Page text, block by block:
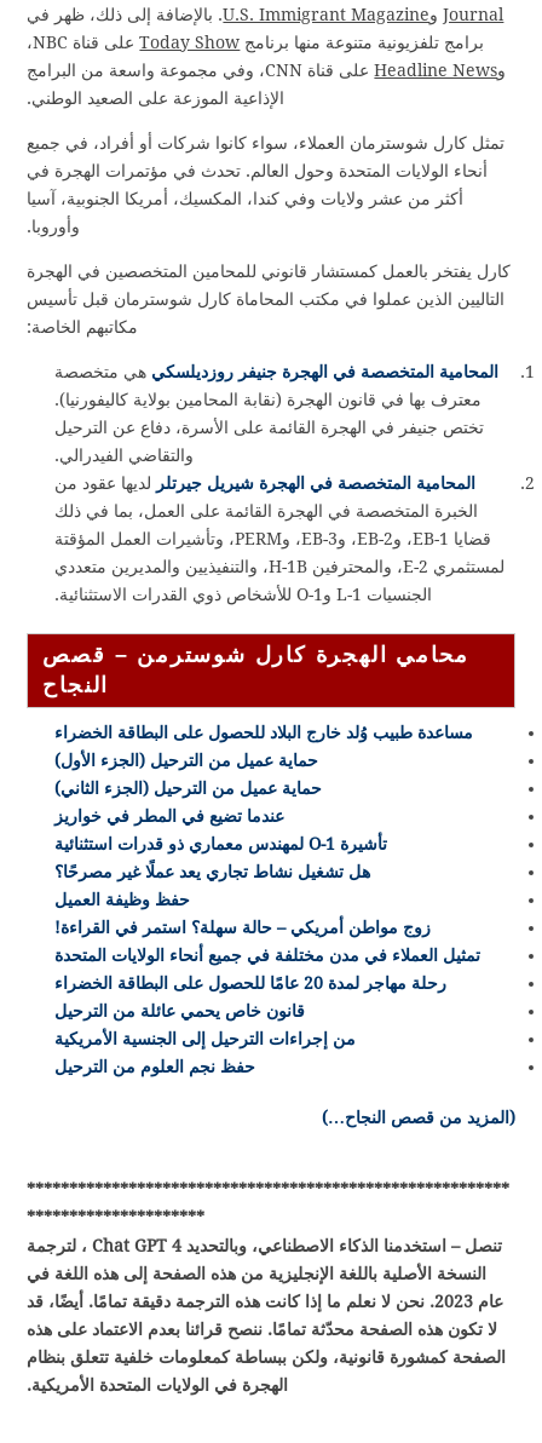
JournalوU.S. Immigrant Magazine. بالإضافة إلى ذلك، ظهر في
برامج تلفزيونية متنوعة منها برنامج Today Show
على قناة NBC،
وHeadline News
على قناة CNN، وفي مجموعة واسعة من البرامج
الإذاعية الموزعة على الصعيد الوطني.
تمثل كارل شوسترمان العملاء، سواء كانوا شركات أو أفراد، في جميع
أنحاء الولايات المتحدة وحول العالم. تحدث في مؤتمرات الهجرة في
أكثر من عشر ولايات وفي كندا، المكسيك، أمريكا الجنوبية، آسيا
وأوروبا.
كارل يفتخر بالعمل كمستشار قانوني للمحامين المتخصصين في الهجرة
التاليين الذين عملوا في مكتب المحاماة كارل شوسترمان قبل تأسيس
مكاتبهم الخاصة:
المحامية المتخصصة في الهجرة جنيفر روزديلسكي هي متخصصة
معترف بها في قانون الهجرة (نقابة المحامين بولاية كاليفورنيا).
تختص جنيفر في الهجرة القائمة على الأسرة، دفاع عن الترحيل
والتقاضي الفيدرالي.
المحامية المتخصصة في الهجرة شيريل جيرتلر لديها عقود من
الخبرة المتخصصة في الهجرة القائمة على العمل، بما في ذلك
قضايا EB-1، وEB-2، وEB-3، وPERM، وتأشيرات العمل المؤقتة
لمستثمري E-2، والمحترفين H-1B، والتنفيذيين والمديرين متعددي
الجنسيات L-1 وO-1 للأشخاص ذوي القدرات الاستثنائية.
محامي الهجرة كارل شوسترمن – قصص
النجاح
مساعدة طبيب وُلد خارج البلاد للحصول على البطاقة الخضراء
حماية عميل من الترحيل (الجزء الأول)
حماية عميل من الترحيل (الجزء الثاني)
عندما تضيع في المطر في خواريز
تأشيرة O-1 لمهندس معماري ذو قدرات استثنائية
هل تشغيل نشاط تجاري يعد عملًا غير مصرحًا؟
حفظ وظيفة العميل
زوج مواطن أمريكي – حالة سهلة؟ استمر في القراءة!
تمثيل العملاء في مدن مختلفة في جميع أنحاء الولايات المتحدة
رحلة مهاجر لمدة 20 عامًا للحصول على البطاقة الخضراء
قانون خاص يحمي عائلة من الترحيل
من إجراءات الترحيل إلى الجنسية الأمريكية
حفظ نجم العلوم من الترحيل
(المزيد من قصص النجاح…)
*********************************************************
*********************
تنصل – استخدمنا الذكاء الاصطناعي، وبالتحديد Chat GPT 4 ، لترجمة
النسخة الأصلية باللغة الإنجليزية من هذه الصفحة إلى هذه اللغة في
عام 2023. نحن لا نعلم ما إذا كانت هذه الترجمة دقيقة تمامًا. أيضًا، قد
لا تكون هذه الصفحة محدّثة تمامًا. ننصح قرائنا بعدم الاعتماد على هذه
الصفحة كمشورة قانونية، ولكن ببساطة كمعلومات خلفية تتعلق بنظام
الهجرة في الولايات المتحدة الأمريكية.